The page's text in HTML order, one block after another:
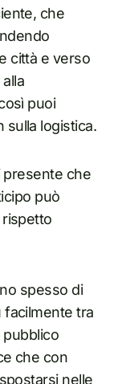
che
città e verso
puoi
sulla logistica.
presente che
può
spesso di
facilmente tra
pubblico
che con
nelle